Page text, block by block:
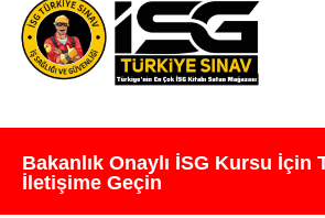
Bakanlık Onaylı İSG Kursu İçin
İletişime Geçin